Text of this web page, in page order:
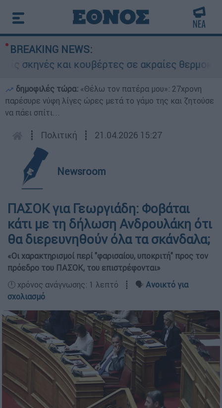
BREAKING NEWS:
και κουβέρτες σε ακραίες
δημοφιλές τώρα: «Θέλω τον πατέρα μου»: 27χρονη
παρέσυρε νύφη λίγες ώρες μετά το γάμο της και ζητούσε
να πάει σπίτι...
┋ Πολιτική ┋ 21.04.2026 15:27
Newsroom
ΠΑΣΟΚ για Γεωργιάδη: Φοβάται
κάτι με τη δήλωση Ανδρουλάκη ότι
θα διερευνηθούν όλα τα σκάνδαλα;
«Οι χαρακτηρισμοί περί "φαρισαίου, υποκριτή" προς τον
πρόεδρο του ΠΑΣΟΚ, του επιστρέφονται»
🕛 χρόνος ανάγνωσης: 1 λεπτό ┋ 🗣️ Ανοικτό για
σχολιασμό